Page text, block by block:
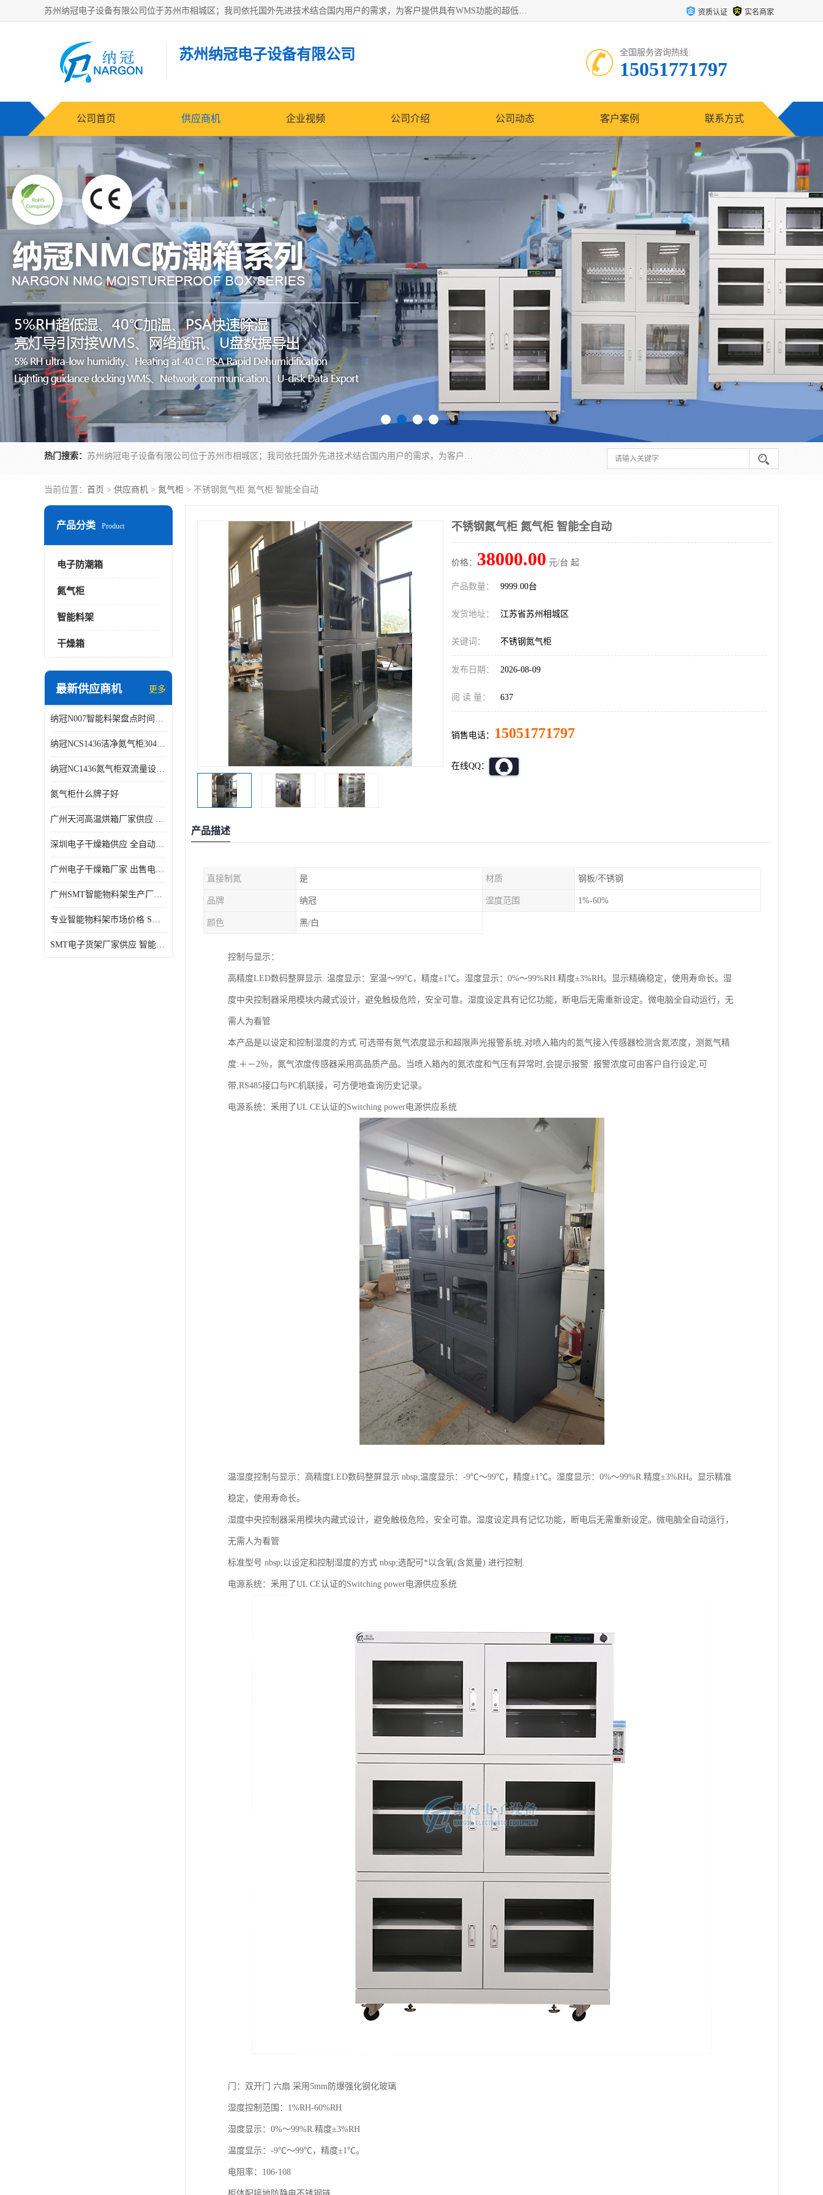
苏州纳冠电子设备有限公司位于苏州市相城区；我司依托国外先进技术结合国内用户的需求，为客户提供具有WMS功能的超低湿快速除湿电子防潮，压缩空气连续干燥柜、智能物料管理氮气储物柜、自制氮氮气柜、防潮氮气组合柜、不锈钢洁净氮气柜、洁净储物柜、石墨舟柜、亮灯导引丝网板存储柜、PCB柔性板气密干燥柜等 资质认证 实名商家
苏州纳冠电子设备有限公司 全国服务咨询热线:
15051771797
公司首页 供应商机 企业视频 公司介绍 公司动态 客户案例 联系方式
热门搜索： 苏州纳冠电子设备有限公司位于苏州市相城区；我司依托国外先进技术结合国内用户的需求，为客户提供具有WMS功能的超低湿快速除湿电子防潮，压缩空气连续干燥柜、智能物料管理氮气储物柜、自制氮氮气柜、防潮氮气组合柜、不锈钢洁净氮气柜、洁净储物柜、石墨舟柜、亮灯导引丝网板存储柜、PCB柔性板气密干燥柜等
当前位置： 首页 > 供应商机 > 氮气柜 > 不锈钢氮气柜 氮气柜 智能全自动
产品分类 Product
电子防潮箱
氮气柜
智能料架
干燥箱
最新供应商机 更多
纳冠N007智能料架盘点时间可从2天减少到约2个小时
纳冠NCS1436洁净氮气柜304不锈钢洁净车间用
纳冠NC1436氮气柜双流量设计节约氮气
氮气柜什么牌子好
广州天河高温烘箱厂家供应 智能高温烘箱非标定制价格
深圳电子干燥箱供应 全自动恒温干燥箱厂家批发
广州电子干燥箱厂家 出售电子干燥箱优惠供应价格
广州SMT智能物料架生产厂家 智能物料架设计定制
专业智能物料架市场价格 SMT智能物料架供应厂家
SMT电子货架厂家供应 智能电子货架现货直销
不锈钢氮气柜 氮气柜 智能全自动
价格： 38000.00 元/台 起
产品数量： 9999.00台
发货地址： 江苏省苏州相城区
关键词： 不锈钢氮气柜
发布日期： 2026-08-09
阅 读 量： 637
销售电话： 15051771797
在线QQ：
产品描述
直接制氮 是 材质 钢板/不锈钢
品牌 纳冠 湿度范围 1%-60%
颜色 黑/白
控制与显示：
高精度LED数码整屏显示. 温度显示：室温～99℃，精度±1℃。湿度显示：0%～99%RH.精度±3%RH。显示精确稳定，使用寿命长。湿
度中央控制器采用模块内藏式设计，避免触极危险，安全可靠。湿度设定具有记忆功能，断电后无需重新设定。微电脑全自动运行，无
需人为看管
本产品是以设定和控制湿度的方式.可选带有氮气浓度显示和超限声光报警系统,对喷入箱内的氮气接入传感器检测含氮浓度，测氮气精
度:＋－2％，氮气浓度传感器采用高品质产品。当喷入箱內的氮浓度和气压有异常时,会提示报警. 报警浓度可由客户自行设定,可
带,RS485接口与PC机联接，可方便地查询历史记录。
电源系统：釆用了UL CE认证的Switching power电源供应系统
温湿度控制与显示：高精度LED数码整屏显示 nbsp;温度显示：-9℃～99℃，精度±1℃。湿度显示：0%～99%R.精度±3%RH。显示精准
稳定，使用寿命长。
湿度中央控制器采用模块内藏式设计，避免触极危险，安全可靠。湿度设定具有记忆功能，断电后无需重新设定。微电脑全自动运行，
无需人为看管
标准型号 nbsp;以设定和控制湿度的方式 nbsp;选配可*以含氧(含氮量) 进行控制.
电源系统：釆用了UL CE认证的Switching power电源供应系统
门：双开门 六扇 采用5mm防爆强化钢化玻璃
湿度控制范围：1%RH-60%RH
湿度显示：0%～99%R.精度±3%RH
温度显示：-9℃～99℃，精度±1℃。
电阻率：106-108